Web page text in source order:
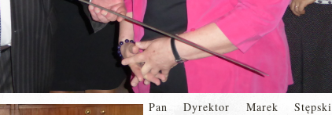
Pan Dyrektor Marek Stępski